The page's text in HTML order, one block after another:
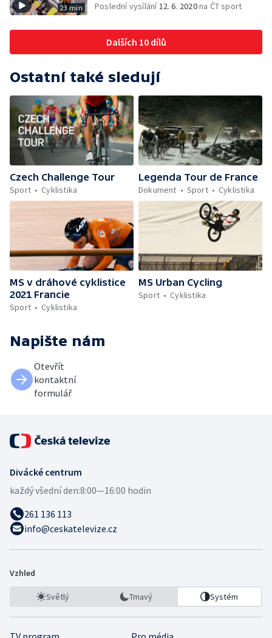
23 min
Poslední vysílání12. 6. 2020na ČT sport
Dalších 10 dílů
Ostatní také sledují
Czech Challenge Tour
Sport
Cyklistika
Legenda Tour de France
Dokument
Sport Cyklistika
MS v dráhové cyklistice
2021 Francie
Sport
Cyklistika
MS Urban Cycling
Sport
Cyklistika
Napište nám
Otevřít
kontaktní
formulář
Divácké centrum
každý všední den:8:00—16:00 hodin
261 136 113
info@ceskatelevize.cz
Vzhled
Světlý Tmavý Systém